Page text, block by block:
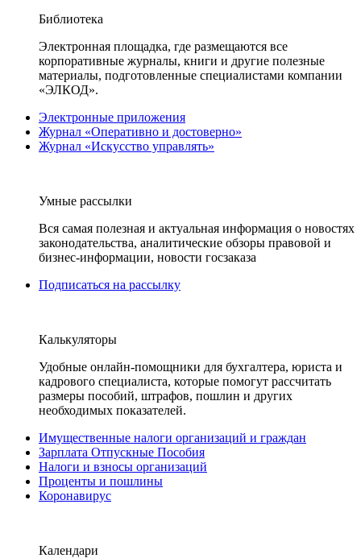
Библиотека
Электронная площадка, где размещаются все
корпоративные журналы, книги и другие полезные
материалы, подготовленные специалистами компании
«ЭЛКОД».
Электронные приложения
Журнал «Оперативно и достоверно»
Журнал «Искусство управлять»
Умные рассылки
Вся самая полезная и актуальная информация о новостях
законодательства, аналитические обзоры правовой и
бизнес-информации, новости госзаказа
Подписаться на рассылку
Калькуляторы
Удобные онлайн-помощники для бухгалтера, юриста и
кадрового специалиста, которые помогут рассчитать
размеры пособий, штрафов, пошлин и других
необходимых показателей.
Имущественные налоги организаций и граждан
Зарплата Отпускные Пособия
Налоги и взносы организаций
Проценты и пошлины
Коронавирус
Календари